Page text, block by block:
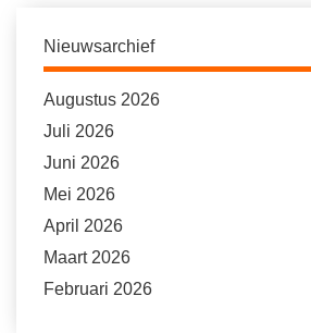
Nieuwsarchief
Augustus 2026
Juli 2026
Juni 2026
Mei 2026
April 2026
Maart 2026
Februari 2026